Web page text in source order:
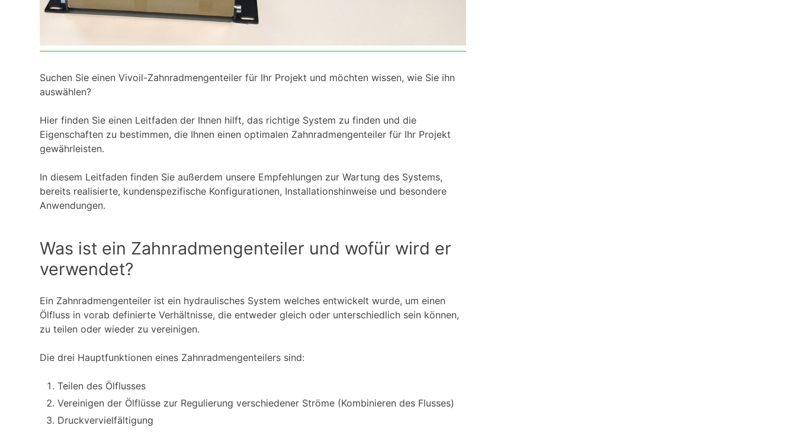
Suchen Sie einen Vivoil-Zahnradmengenteiler für Ihr Projekt und möchten wissen, wie Sie ihn
auswählen?
Hier finden Sie einen Leitfaden der Ihnen hilft, das richtige System zu finden und die
Eigenschaften zu bestimmen, die Ihnen einen optimalen Zahnradmengenteiler für Ihr Projekt
gewährleisten.
In diesem Leitfaden finden Sie außerdem unsere Empfehlungen zur Wartung des Systems,
bereits realisierte, kundenspezifische Konfigurationen, Installationshinweise und besondere
Anwendungen.
Was ist ein Zahnradmengenteiler und wofür wird er
verwendet?
Ein Zahnradmengenteiler ist ein hydraulisches System welches entwickelt wurde, um einen
Ölfluss in vorab definierte Verhältnisse, die entweder gleich oder unterschiedlich sein können,
zu teilen oder wieder zu vereinigen.
Die drei Hauptfunktionen eines Zahnradmengenteilers sind:
Teilen des Ölflusses
Vereinigen der Ölflüsse zur Regulierung verschiedener Ströme (Kombinieren des Flusses)
Druckvervielfältigung